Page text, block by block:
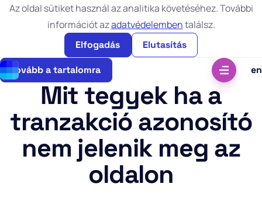
Az oldal sütiket használ az analitika követéséhez. További
információt azadatvédelembentalálsz.
Elfogadás Elutasítás
Tovább a tartalomra en
Mit tegyek ha a
tranzakció azonosító
nem jelenik meg az
oldalon